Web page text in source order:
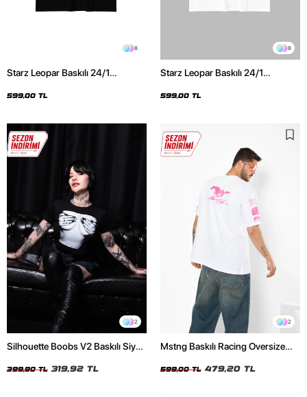
8
Starz Leopar Baskılı 24/1
599,00 TL
8
Starz Leopar Baskılı 24/1
599,00 TL
2
Silhouette Boobs V2 Baskılı Siyah
399,90 TL 319,92 TL
2
Mstng Baskılı Racing Oversize
599,00 TL 479,20 TL